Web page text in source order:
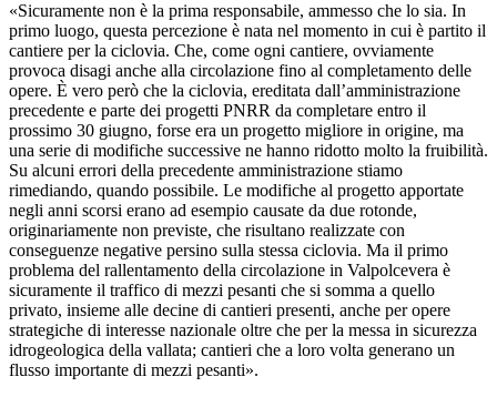
«Sicuramente non è la prima responsabile, ammesso che lo sia. In
primo luogo, questa percezione è nata nel momento in cui è partito il
cantiere per la ciclovia. Che, come ogni cantiere, ovviamente
provoca disagi anche alla circolazione fino al completamento delle
opere. È vero però che la ciclovia, ereditata dall’amministrazione
precedente e parte dei progetti PNRR da completare entro il
prossimo 30 giugno, forse era un progetto migliore in origine, ma
una serie di modifiche successive ne hanno ridotto molto la fruibilità.
Su alcuni errori della precedente amministrazione stiamo
rimediando, quando possibile. Le modifiche al progetto apportate
negli anni scorsi erano ad esempio causate da due rotonde,
originariamente non previste, che risultano realizzate con
conseguenze negative persino sulla stessa ciclovia. Ma il primo
problema del rallentamento della circolazione in Valpolcevera è
sicuramente il traffico di mezzi pesanti che si somma a quello
privato, insieme alle decine di cantieri presenti, anche per opere
strategiche di interesse nazionale oltre che per la messa in sicurezza
idrogeologica della vallata; cantieri che a loro volta generano un
flusso importante di mezzi pesanti».